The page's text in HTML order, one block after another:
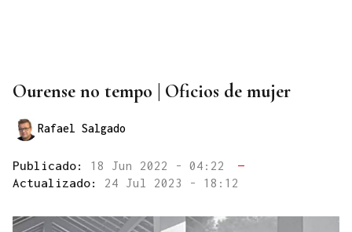
Ourense no tempo | Oficios de mujer
Rafael Salgado
Publicado: 18 Jun 2022 - 04:22
—
Actualizado: 24 Jul 2023 - 18:12